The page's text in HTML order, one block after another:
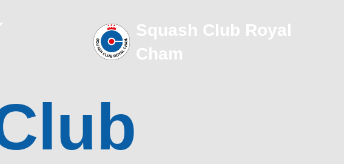
Squash Club Royal
Cham